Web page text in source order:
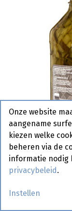
Onze website
aangename
kiezen welke
beheren via de
informatie nodig
privacybeleid .
Instellen